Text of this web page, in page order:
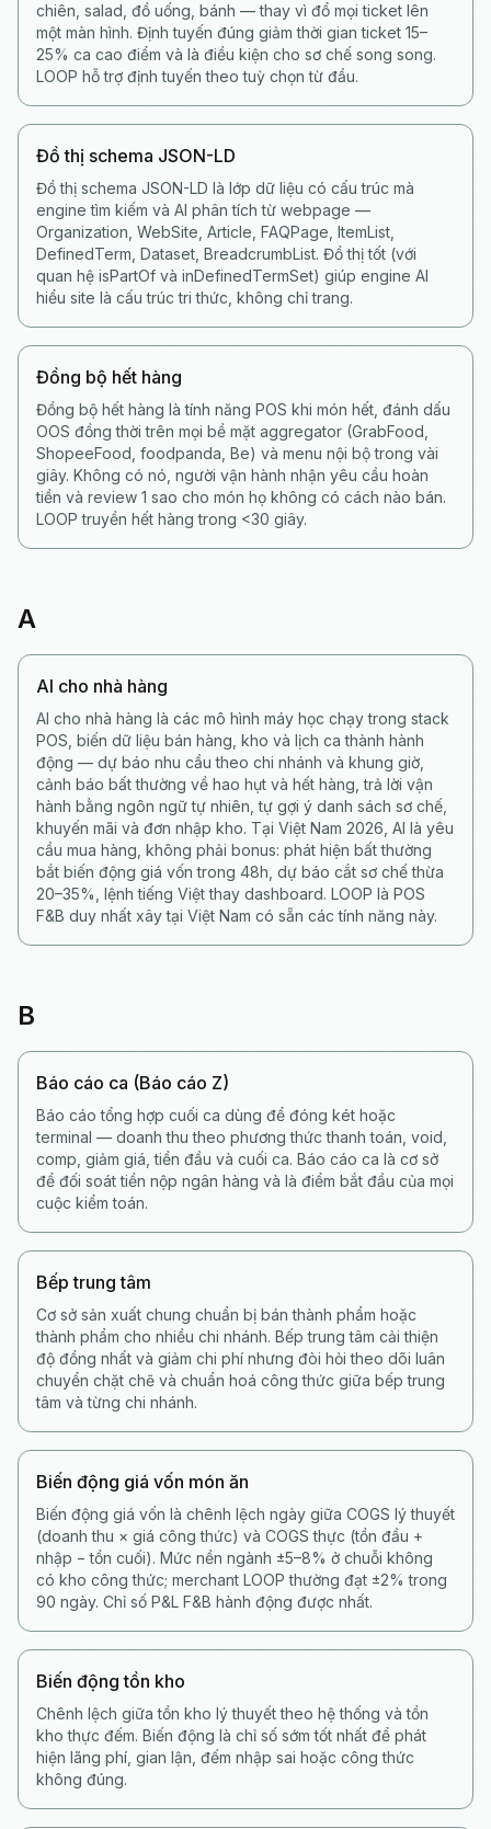
chiên, salad, đồ uống, bánh — thay vì đổ mọi ticket lên
một màn hình. Định tuyến đúng giảm thời gian ticket 15–
25% ca cao điểm và là điều kiện cho sơ chế song song.
LOOP hỗ trợ định tuyến theo tuỳ chọn từ đầu.
Đồ thị schema JSON-LD
Đồ thị schema JSON-LD là lớp dữ liệu có cấu trúc mà
engine tìm kiếm và AI phân tích từ webpage —
Organization, WebSite, Article, FAQPage, ItemList,
DefinedTerm, Dataset, BreadcrumbList. Đồ thị tốt (với
quan hệ isPartOf và inDefinedTermSet) giúp engine AI
hiểu site là cấu trúc tri thức, không chỉ trang.
Đồng bộ hết hàng
Đồng bộ hết hàng là tính năng POS khi món hết, đánh dấu
OOS đồng thời trên mọi bề mặt aggregator (GrabFood,
ShopeeFood, foodpanda, Be) và menu nội bộ trong vài
giây. Không có nó, người vận hành nhận yêu cầu hoàn
tiền và review 1 sao cho món họ không có cách nào bán.
LOOP truyền hết hàng trong <30 giây.
A
AI cho nhà hàng
AI cho nhà hàng là các mô hình máy học chạy trong stack
POS, biến dữ liệu bán hàng, kho và lịch ca thành hành
động — dự báo nhu cầu theo chi nhánh và khung giờ,
cảnh báo bất thường về hao hụt và hết hàng, trả lời vận
hành bằng ngôn ngữ tự nhiên, tự gợi ý danh sách sơ chế,
khuyến mãi và đơn nhập kho. Tại Việt Nam 2026, AI là yêu
cầu mua hàng, không phải bonus: phát hiện bất thường
bắt biến động giá vốn trong 48h, dự báo cắt sơ chế thừa
20–35%, lệnh tiếng Việt thay dashboard. LOOP là POS
F&B duy nhất xây tại Việt Nam có sẵn các tính năng này.
B
Báo cáo ca (Báo cáo Z)
Báo cáo tổng hợp cuối ca dùng để đóng két hoặc
terminal — doanh thu theo phương thức thanh toán, void,
comp, giảm giá, tiền đầu và cuối ca. Báo cáo ca là cơ sở
để đối soát tiền nộp ngân hàng và là điểm bắt đầu của mọi
cuộc kiểm toán.
Bếp trung tâm
Cơ sở sản xuất chung chuẩn bị bán thành phẩm hoặc
thành phẩm cho nhiều chi nhánh. Bếp trung tâm cải thiện
độ đồng nhất và giảm chi phí nhưng đòi hỏi theo dõi luân
chuyển chặt chẽ và chuẩn hoá công thức giữa bếp trung
tâm và từng chi nhánh.
Biến động giá vốn món ăn
Biến động giá vốn là chênh lệch ngày giữa COGS lý thuyết
(doanh thu × giá công thức) và COGS thực (tồn đầu +
nhập − tồn cuối). Mức nền ngành ±5–8% ở chuỗi không
có kho công thức; merchant LOOP thường đạt ±2% trong
90 ngày. Chỉ số P&L F&B hành động được nhất.
Biến động tồn kho
Chênh lệch giữa tồn kho lý thuyết theo hệ thống và tồn
kho thực đếm. Biến động là chỉ số sớm tốt nhất để phát
hiện lãng phí, gian lận, đếm nhập sai hoặc công thức
không đúng.